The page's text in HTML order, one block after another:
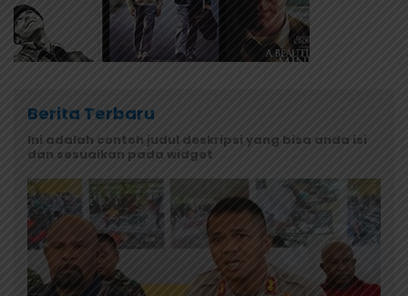
Berita Terbaru
Ini adalah contoh judul deskripsi yang bisa anda isi
dan sesuaikan pada widget